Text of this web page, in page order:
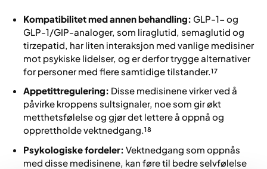
Kompatibilitet med annen behandling: GLP-1- og
GLP-1/GIP-analoger, som liraglutid, semaglutid og
tirzepatid, har liten interaksjon med vanlige medisiner
mot psykiske lidelser, og er derfor trygge alternativer
for personer med flere samtidige tilstander.¹⁷
Appetittregulering: Disse medisinene virker ved å
påvirke kroppens sultsignaler, noe som gir økt
metthetsfølelse og gjør det lettere å oppnå og
opprettholde vektnedgang.¹⁸
Psykologiske fordeler: Vektnedgang som oppnås
med disse medisinene, kan føre til bedre selvfølelse